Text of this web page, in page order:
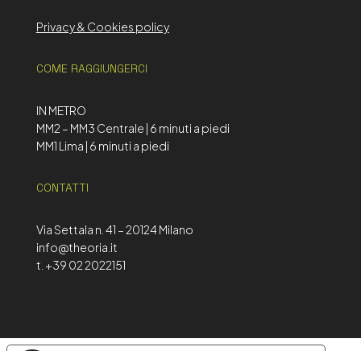
Privacy & Cookies policy
COME RAGGIUNGERCI
IN METRO
MM2 – MM3 Centrale | 6 minuti a piedi
MM1 Lima | 6 minuti a piedi
CONTATTI
Via Settala n. 41 – 20124 Milano
info@theoria.it
t. +39 02 2022151